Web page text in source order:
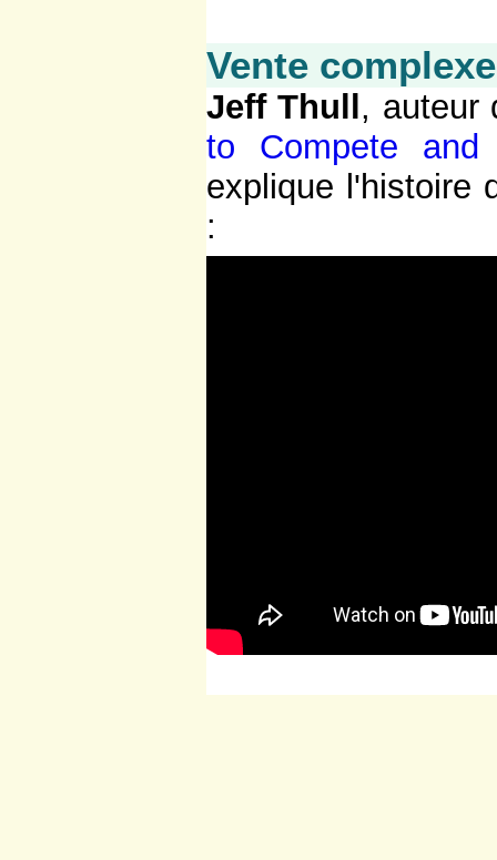
Vente complexe
Jeff Thull , auteur
to Compete
explique l'histoire
: